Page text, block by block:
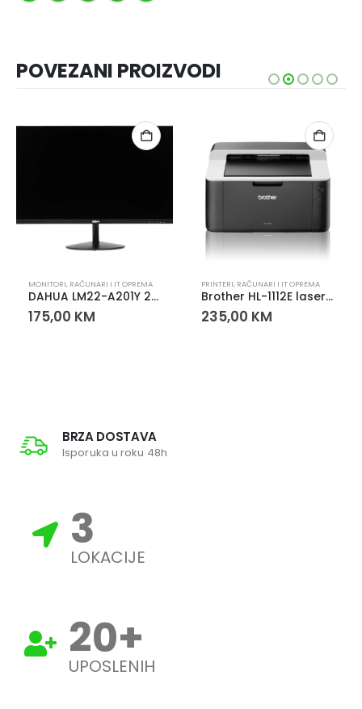
POVEZANI PROIZVODI
MONITORI, RAČUNARI I IT OPREMA
DAHUA LM22-A201Y 22″ Full HD Monitor
175,00 KM
PRINTERI, RAČUNARI I IT OPREMA
Brother HL-1112E laserski printer crno-bijeli A4 USB 20 ppm
235,00 KM
BRZA DOSTAVA
Isporuka u roku 48h
3
LOKACIJE
20+
UPOSLENIH